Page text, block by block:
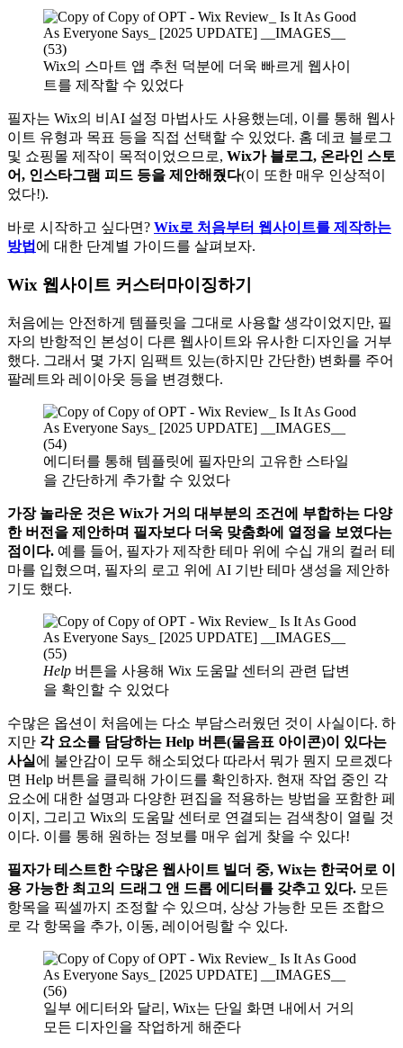
Wix의 스마트 앱 추천 덕분에 더욱 빠르게 웹사이
트를 제작할 수 있었다
필자는 Wix의 비AI 설정 마법사도 사용했는데, 이를 통해 웹사
이트 유형과 목표 등을 직접 선택할 수 있었다. 홈 데코 블로그
및 쇼핑몰 제작이 목적이었으므로, Wix가 블로그, 온라인 스토
어, 인스타그램 피드 등을 제안해줬다(이 또한 매우 인상적이
었다!).
바로 시작하고 싶다면? Wix로 처음부터 웹사이트를 제작하는
방법 에 대한 단계별 가이드를 살펴보자.
Wix 웹사이트 커스터마이징하기
처음에는 안전하게 템플릿을 그대로 사용할 생각이었지만, 필
자의 반항적인 본성이 다른 웹사이트와 유사한 디자인을 거부
했다. 그래서 몇 가지 임팩트 있는(하지만 간단한) 변화를 주어
팔레트와 레이아웃 등을 변경했다.
에디터를 통해 템플릿에 필자만의 고유한 스타일
을 간단하게 추가할 수 있었다
가장 놀라운 것은 Wix가 거의 대부분의 조건에 부합하는 다양
한 버전을 제안하며 필자보다 더욱 맞춤화에 열정을 보였다는
점이다. 예를 들어, 필자가 제작한 테마 위에 수십 개의 컬러 테
마를 입혔으며, 필자의 로고 위에 AI 기반 테마 생성을 제안하
기도 했다.
Help 버튼을 사용해 Wix 도움말 센터의 관련 답변
을 확인할 수 있었다
수많은 옵션이 처음에는 다소 부담스러웠던 것이 사실이다. 하
지만 각 요소를 담당하는 Help 버튼(물음표 아이콘)이 있다는
사실 에 불안감이 모두 해소되었다 따라서 뭐가 뭔지 모르겠다
면 Help 버튼을 클릭해 가이드를 확인하자. 현재 작업 중인 각
요소에 대한 설명과 다양한 편집을 적용하는 방법을 포함한 페
이지, 그리고 Wix의 도움말 센터로 연결되는 검색창이 열릴 것
이다. 이를 통해 원하는 정보를 매우 쉽게 찾을 수 있다!
필자가 테스트한 수많은 웹사이트 빌더 중, Wix는 한국어로 이
용 가능한 최고의 드래그 앤 드롭 에디터를 갖추고 있다. 모든
항목을 픽셀까지 조정할 수 있으며, 상상 가능한 모든 조합으
로 각 항목을 추가, 이동, 레이어링할 수 있다.
일부 에디터와 달리, Wix는 단일 화면 내에서 거의
모든 디자인을 작업하게 해준다